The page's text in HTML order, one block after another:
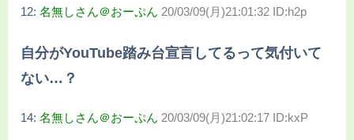
12: 名無しさん＠おーぷん 20/03/09(月)21:01:32 ID:h2p
自分がYouTube踏み台宣言してるって気付いて
ない…？
14: 名無しさん＠おーぷん 20/03/09(月)21:02:17 ID:kxP